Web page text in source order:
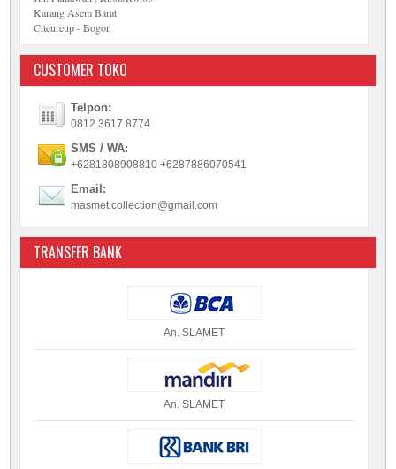
Karang Asem Barat
Citeureup - Bogor.
CUSTOMER TOKO
Telpon:
0812 3617 8774
SMS / WA:
+6281808908810 +6287886070541
Email:
masmet.collection@gmail.com
TRANSFER BANK
An. SLAMET
An. SLAMET